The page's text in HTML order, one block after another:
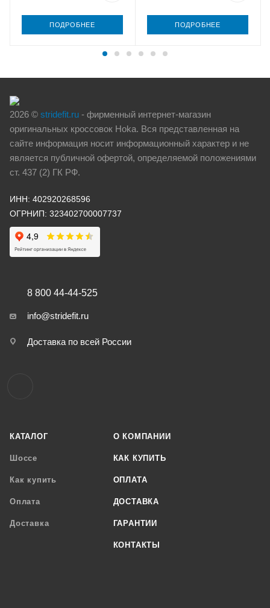
ПОДРОБНЕЕ ПОДРОБНЕЕ
2026 © stridefit.ru - фирменный интернет-магазин
оригинальных кроссовок Hoka. Вся представленная на
сайте информация носит информационный характер и не
является публичной офертой, определяемой положениями
ст. 437 (2) ГК РФ.
ИНН: 402920268596
ОГРНИП: 323402700007737
КАТАЛОГ
Шоссе
Как купить
Оплата
Доставка
О КОМПАНИИ
КАК КУПИТЬ
ОПЛАТА
ДОСТАВКА
ГАРАНТИИ
КОНТАКТЫ
8 800 44-44-525
info@stridefit.ru
Доставка по всей России